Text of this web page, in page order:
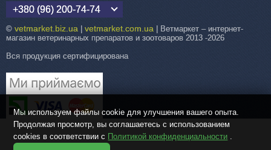
+380 (96) 200-74-74
© vetmarket.biz.ua vetmarket.com.ua | Ветмаркет – интернет-
магазин ветеринарных препаратов и зоотоваров 2013 -2026
Вся продукция сертифицирована
Мы используем файлы cookie для улучшения вашего опыта.
Продолжая просмотр, вы соглашаетесь с использованием
cookies в соответствии с Политикой конфиденциальности .